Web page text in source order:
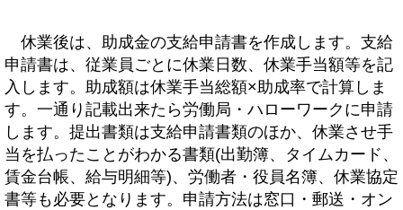
休業後は、助成金の支給申請書を作成します。支給
申請書は、従業員ごとに休業日数、休業手当額等を記
入します。助成額は休業手当総額×助成率で計算しま
す。一通り記載出来たら労働局・ハローワークに申請
します。提出書類は支給申請書類のほか、休業させ手
当を払ったことがわかる書類(出勤簿、タイムカード、
賃金台帳、給与明細等)、労働者・役員名簿、休業協定
書等も必要となります。申請方法は窓口・郵送・オン